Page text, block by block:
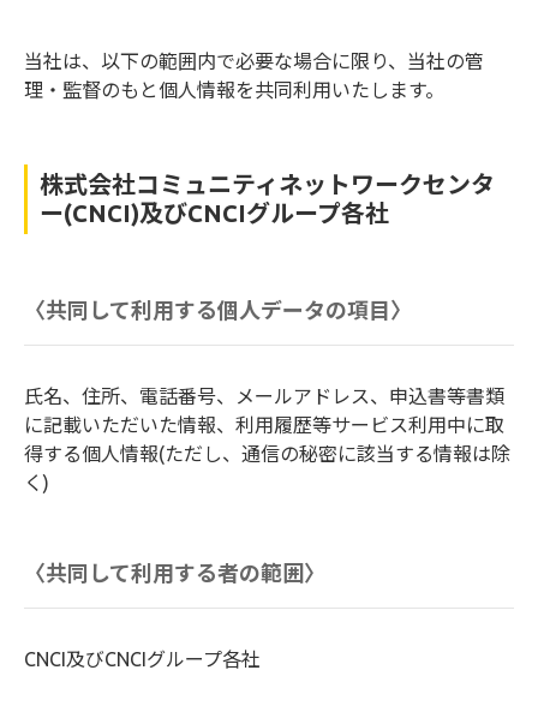
当社は、以下の範囲内で必要な場合に限り、当社の管
理・監督のもと個人情報を共同利用いたします。
株式会社コミュニティネットワークセンタ
ー(CNCI)及びCNCIグループ各社
〈共同して利用する個人データの項目〉
氏名、住所、電話番号、メールアドレス、申込書等書類
に記載いただいた情報、利用履歴等サービス利用中に取
得する個人情報(ただし、通信の秘密に該当する情報は除
く)
〈共同して利用する者の範囲〉
CNCI及びCNCIグループ各社